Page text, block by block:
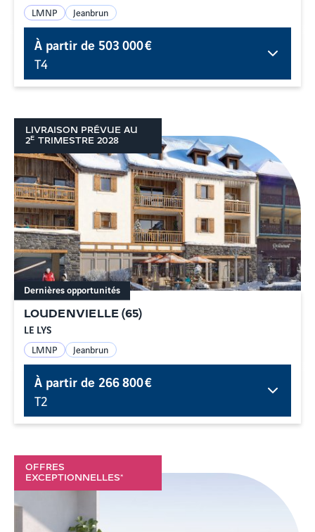
LMNP Jeanbrun
À partir de 503 000 €
T4
LIVRAISON PRÉVUE AU
2E TRIMESTRE 2028
LOUDENVIELLE (65)
LE LYS
Dernières opportunités
LMNP Jeanbrun
À partir de266 800 €
T2
OFFRES
EXCEPTIONNELLES*